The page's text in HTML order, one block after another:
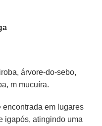
árvore-do-sebo,
m mucuíra.
encontrada em lugares
igapós, atingindo uma